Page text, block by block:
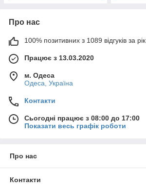
Про нас
100% позитивних з 1089 відгуків за рік
Працює з 13.03.2020
м. Одеса
Одеса, Україна
Контакти
Сьогодні працює з 08:00 до 17:00
Показати весь графік роботи
Про нас
Контакти